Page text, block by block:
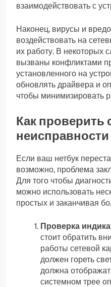
взаимодействовать с
Наконец, вирусы и
воздействовать на
их работу. В некоторых
вызваны конфликтами
установленного на
обновлять драйвера и
чтобы минимизировать
Как проверить
неисправности
Если ваш нетбук
возможно, проблема
Для того чтобы
можно использовать
простых и заканчивая
Проверка
стоит обратить
работы сетевой
должен гореть
должна
системном трее